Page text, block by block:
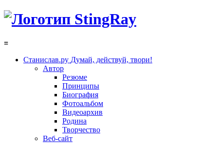
≡
Станислав.ру Думай, действуй, твори!
Автор
Резюме
Принципы
Биография
Фотоальбом
Видеоархив
Родина
Творчество
Веб-сайт